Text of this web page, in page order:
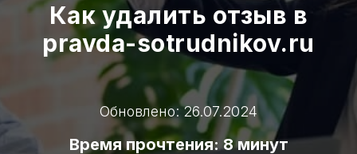
Как удалить отзыв в
pravda-sotrudnikov.ru
Обновлено: 26.07.2024
Время прочтения: 8 минут